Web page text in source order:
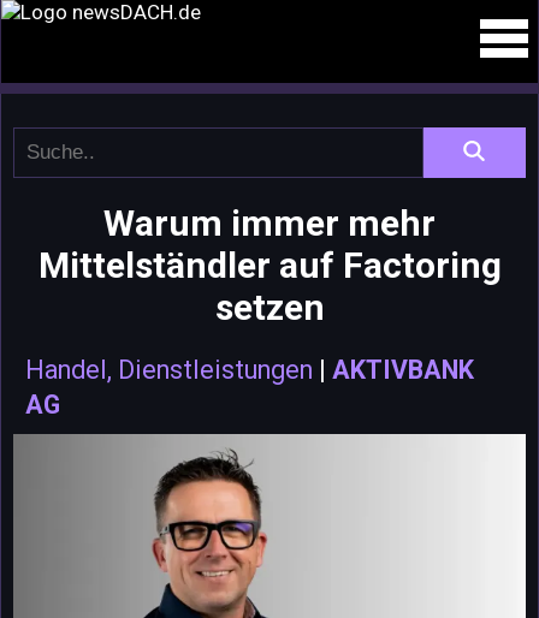
Warum immer mehr
Mittelständler auf Factoring
setzen
Handel, Dienstleistungen | AKTIVBANK
AG